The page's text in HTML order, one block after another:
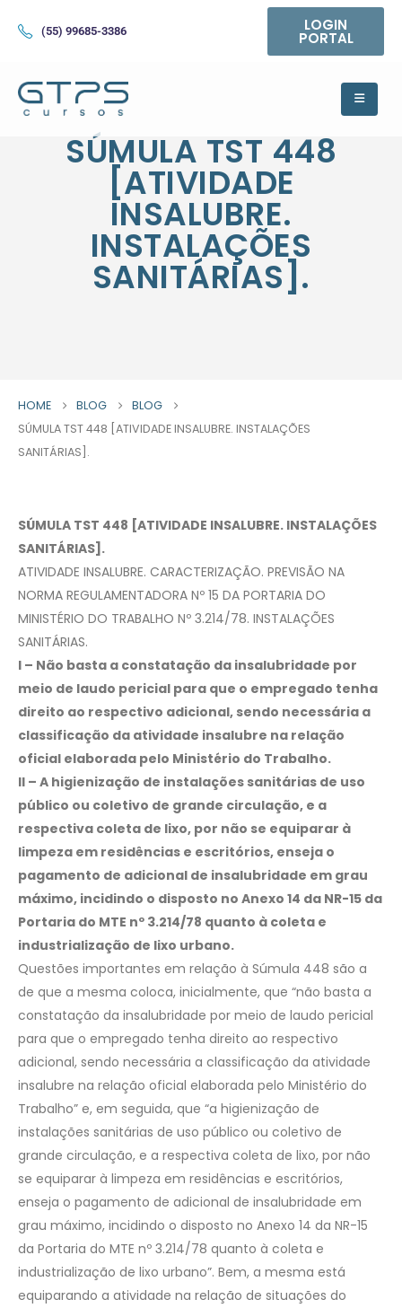
(55) 99685-3386 LOGIN
PORTAL
SÚMULA TST 448
[ATIVIDADE
INSALUBRE.
INSTALAÇÕES
SANITÁRIAS].
HOME BLOG
BLOG
SÚMULA TST 448 [ATIVIDADE INSALUBRE. INSTALAÇÕES
SANITÁRIAS].
SÚMULA TST 448 [ATIVIDADE INSALUBRE. INSTALAÇÕES
SANITÁRIAS].
ATIVIDADE INSALUBRE. CARACTERIZAÇÃO. PREVISÃO NA
NORMA REGULAMENTADORA Nº 15 DA PORTARIA DO
MINISTÉRIO DO TRABALHO Nº 3.214/78. INSTALAÇÕES
SANITÁRIAS.
I – Não basta a constatação da insalubridade por
meio de laudo pericial para que o empregado tenha
direito ao respectivo adicional, sendo necessária a
classificação da atividade insalubre na relação
oficial elaborada pelo Ministério do Trabalho.
II – A higienização de instalações sanitárias de uso
público ou coletivo de grande circulação, e a
respectiva coleta de lixo, por não se equiparar à
limpeza em residências e escritórios, enseja o
pagamento de adicional de insalubridade em grau
máximo, incidindo o disposto no Anexo 14 da NR-15 da
Portaria do MTE nº 3.214/78 quanto à coleta e
industrialização de lixo urbano.
Questões importantes em relação à Súmula 448 são a
de que a mesma coloca, inicialmente, que “não basta a
constatação da insalubridade por meio de laudo pericial
para que o empregado tenha direito ao respectivo
adicional, sendo necessária a classificação da atividade
insalubre na relação oficial elaborada pelo Ministério do
Trabalho” e, em seguida, que “a higienização de
instalações sanitárias de uso público ou coletivo de
grande circulação, e a respectiva coleta de lixo, por não
se equiparar à limpeza em residências e escritórios,
enseja o pagamento de adicional de insalubridade em
grau máximo, incidindo o disposto no Anexo 14 da NR-15
da Portaria do MTE nº 3.214/78 quanto à coleta e
industrialização de lixo urbano”. Bem, a mesma está
equiparando a atividade na relação de situações do